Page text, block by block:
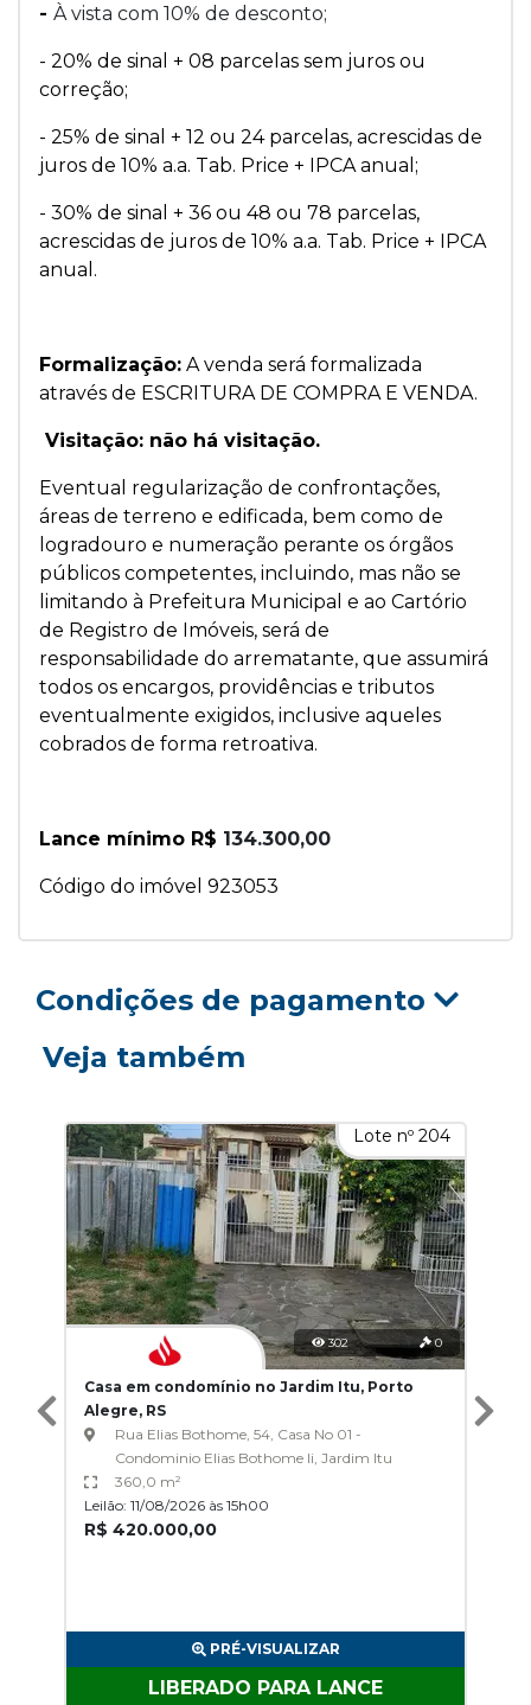
- À vista com 10% de desconto;
- 20% de sinal + 08 parcelas sem juros ou
correção;
- 25% de sinal + 12 ou 24 parcelas, acrescidas de
juros de 10% a.a. Tab. Price + IPCA anual;
- 30% de sinal + 36 ou 48 ou 78 parcelas,
acrescidas de juros de 10% a.a. Tab. Price + IPCA
anual.
Formalização: A venda será formalizada
através de ESCRITURA DE COMPRA E VENDA.
Visitação: não há visitação.
Eventual regularização de confrontações,
áreas de terreno e edificada, bem como de
logradouro e numeração perante os órgãos
públicos competentes, incluindo, mas não se
limitando à Prefeitura Municipal e ao Cartório
de Registro de Imóveis, será de
responsabilidade do arrematante, que assumirá
todos os encargos, providências e tributos
eventualmente exigidos, inclusive aqueles
cobrados de forma retroativa.
Lance mínimo R$ 134.300,00
Código do imóvel 923053
Condições de pagamento
Veja também
Lote nº 204
302 0
Casa em condomínio no Jardim Itu, Porto
Alegre, RS
Rua Elias Bothome, 54, Casa No 01 -
Condominio Elias Bothome Ii, Jardim Itu
360,0 m²
Leilão: 11/08/2026 às 15h00
R$ 420.000,00
PRÉ-VISUALIZAR
LIBERADO PARA LANCE